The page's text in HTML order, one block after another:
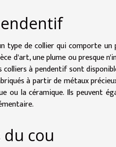
type de collier qui comporte
d'art, une plume ou presque
colliers à pendentif sont
à partir de métaux
ou la céramique. Ils peuvent
du cou